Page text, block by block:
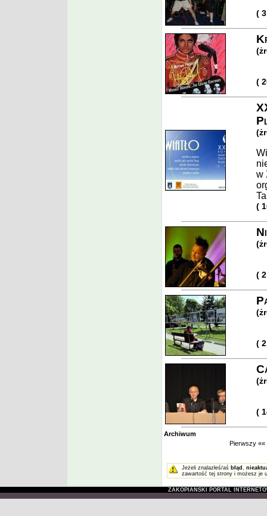
(
(
w
(
(
(
(
Archiwum
Pierwszy ««
Jeżeli znalazłeś/aś błąd ,
zawartość tej strony i możesz je
ZAKOPIAŃSKI PORTAL